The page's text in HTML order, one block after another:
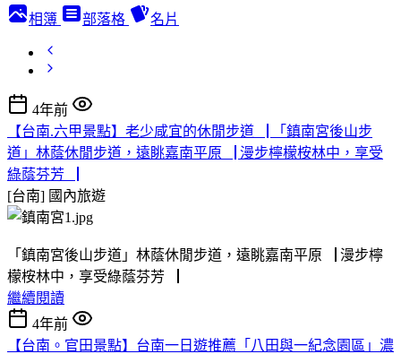
相簿 部落格 名片
4年前
【台南.六甲景點】老少咸宜的休閒步道▕ 「鎮南宮後山步
道」林蔭休閒步道，遠眺嘉南平原▕ 漫步檸檬桉林中，享受
綠蔭芬芳▕
[台南] 國內旅遊
「鎮南宮後山步道」林蔭休閒步道，遠眺嘉南平原▕ 漫步檸
檬桉林中，享受綠蔭芬芳▕
繼續閱讀
4年前
【台南。官田景點】台南一日遊推薦「八田與一紀念園區」濃